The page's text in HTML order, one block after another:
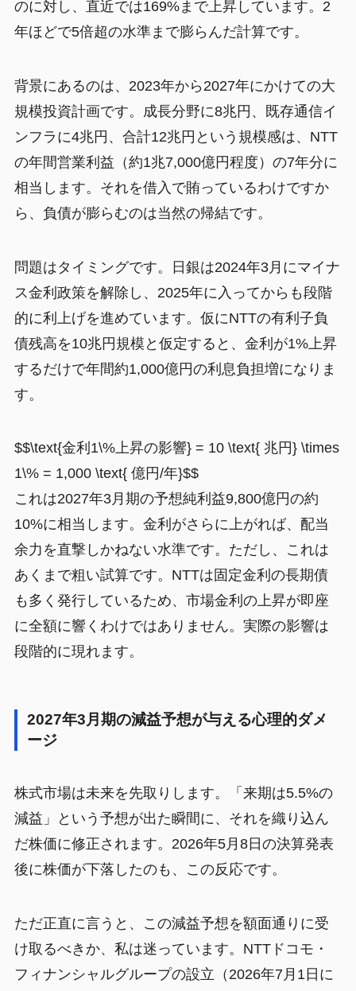
のに対し、直近では169%まで上昇しています。2
年ほどで5倍超の水準まで膨らんだ計算です。
背景にあるのは、2023年から2027年にかけての大
規模投資計画です。成長分野に8兆円、既存通信イ
ンフラに4兆円、合計12兆円という規模感は、NTT
の年間営業利益（約1兆7,000億円程度）の7年分に
相当します。それを借入で賄っているわけですか
ら、負債が膨らむのは当然の帰結です。
問題はタイミングです。日銀は2024年3月にマイナ
ス金利政策を解除し、2025年に入ってからも段階
的に利上げを進めています。仮にNTTの有利子負
債残高を10兆円規模と仮定すると、金利が1%上昇
するだけで年間約1,000億円の利息負担増になりま
す。
$$\text{金利1\%上昇の影響} = 10 \text{ 兆円} \times
1\% = 1,000 \text{ 億円/年}$$
これは2027年3月期の予想純利益9,800億円の約
10%に相当します。金利がさらに上がれば、配当
余力を直撃しかねない水準です。ただし、これは
あくまで粗い試算です。NTTは固定金利の長期債
も多く発行しているため、市場金利の上昇が即座
に全額に響くわけではありません。実際の影響は
段階的に現れます。
2027年3月期の減益予想が与える心理的ダメ
ージ
株式市場は未来を先取りします。「来期は5.5%の
減益」という予想が出た瞬間に、それを織り込ん
だ株価に修正されます。2026年5月8日の決算発表
後に株価が下落したのも、この反応です。
ただ正直に言うと、この減益予想を額面通りに受
け取るべきか、私は迷っています。NTTドコモ・
フィナンシャルグループの設立（2026年7月1日に